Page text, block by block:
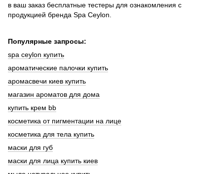
в ваш заказ бесплатные тестеры для ознакомления с
продукцией бренда Spa Ceylon.
Популярные запросы:
spa ceylon купить
ароматические палочки купить
аромасвечи киев купить
магазин ароматов для дома
купить крем bb
косметика от пигментации на лице
косметика для тела купить
маски для губ
маски для лица купить киев